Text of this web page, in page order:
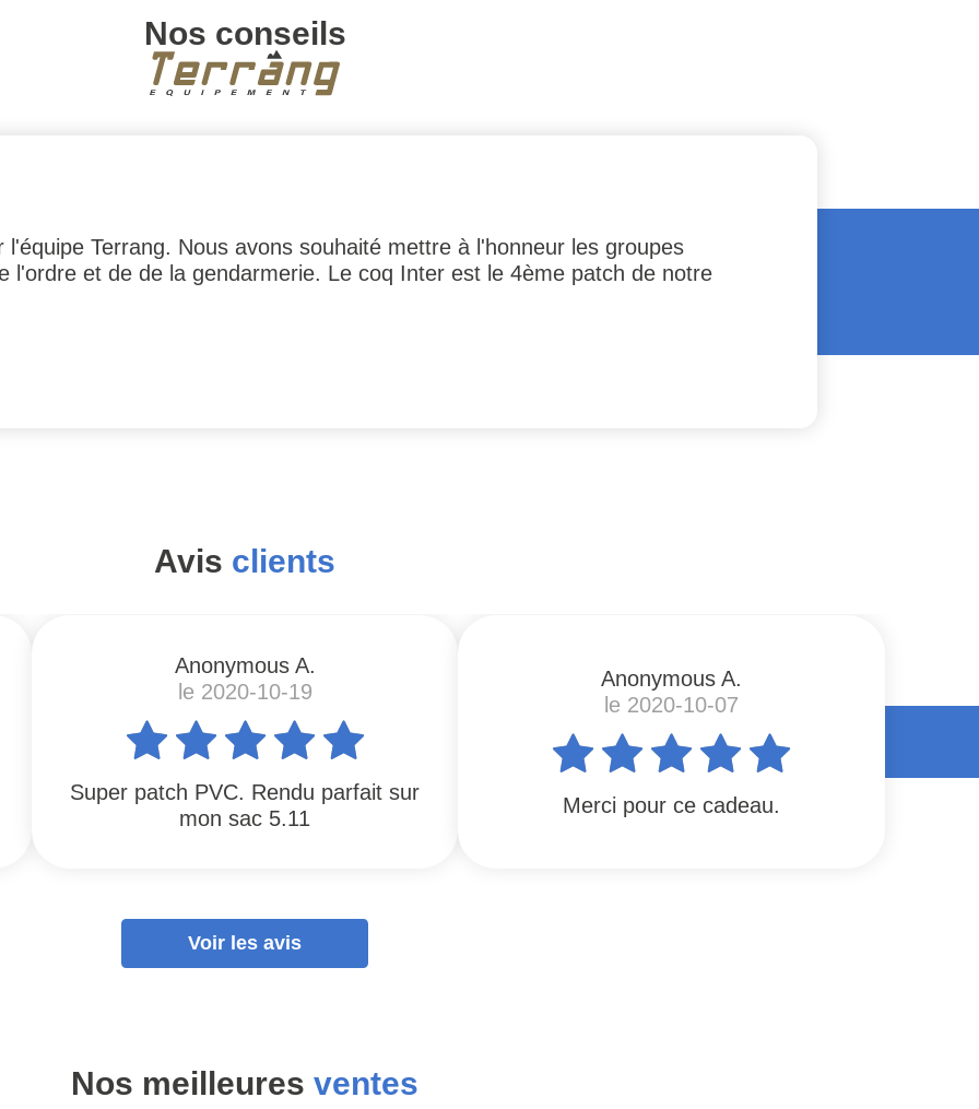
Nos conseils
Terrang. Nous avons souhaité mettre à l'honneur les groupes
l'ordre et de de la gendarmerie. Le coq Inter est le 4ème patch de notre
Avis clients
Anonymous A.
le 2020-10-19
Super patch PVC. Rendu parfait sur
mon sac 5.11
Anonymous A.
le 2020-10-07
Merci pour ce cadeau.
Voir les avis
Nos meilleures ventes